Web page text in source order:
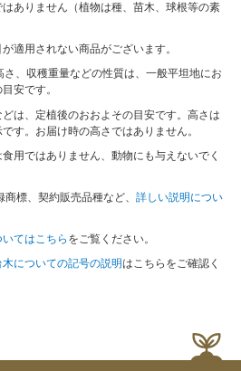
ありません（植物は種、苗木、球根等の素
適用されない商品がございます。
、収穫重量などの性質は、一般平坦地にお
安です。
は、定植後のおおよその目安です。高さは
す。お届け時の高さではありません。
用ではありません、動物にも与えないでく
商標、契約販売品種など、詳しい説明につい
てはこちら をご覧ください。
についての記号の説明はこちらをご確認く